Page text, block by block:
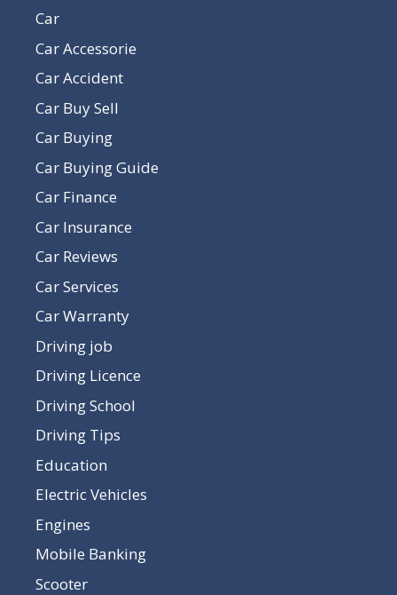
Car
Car Accessorie
Car Accident
Car Buy Sell
Car Buying
Car Buying Guide
Car Finance
Car Insurance
Car Reviews
Car Services
Car Warranty
Driving job
Driving Licence
Driving School
Driving Tips
Education
Electric Vehicles
Engines
Mobile Banking
Scooter